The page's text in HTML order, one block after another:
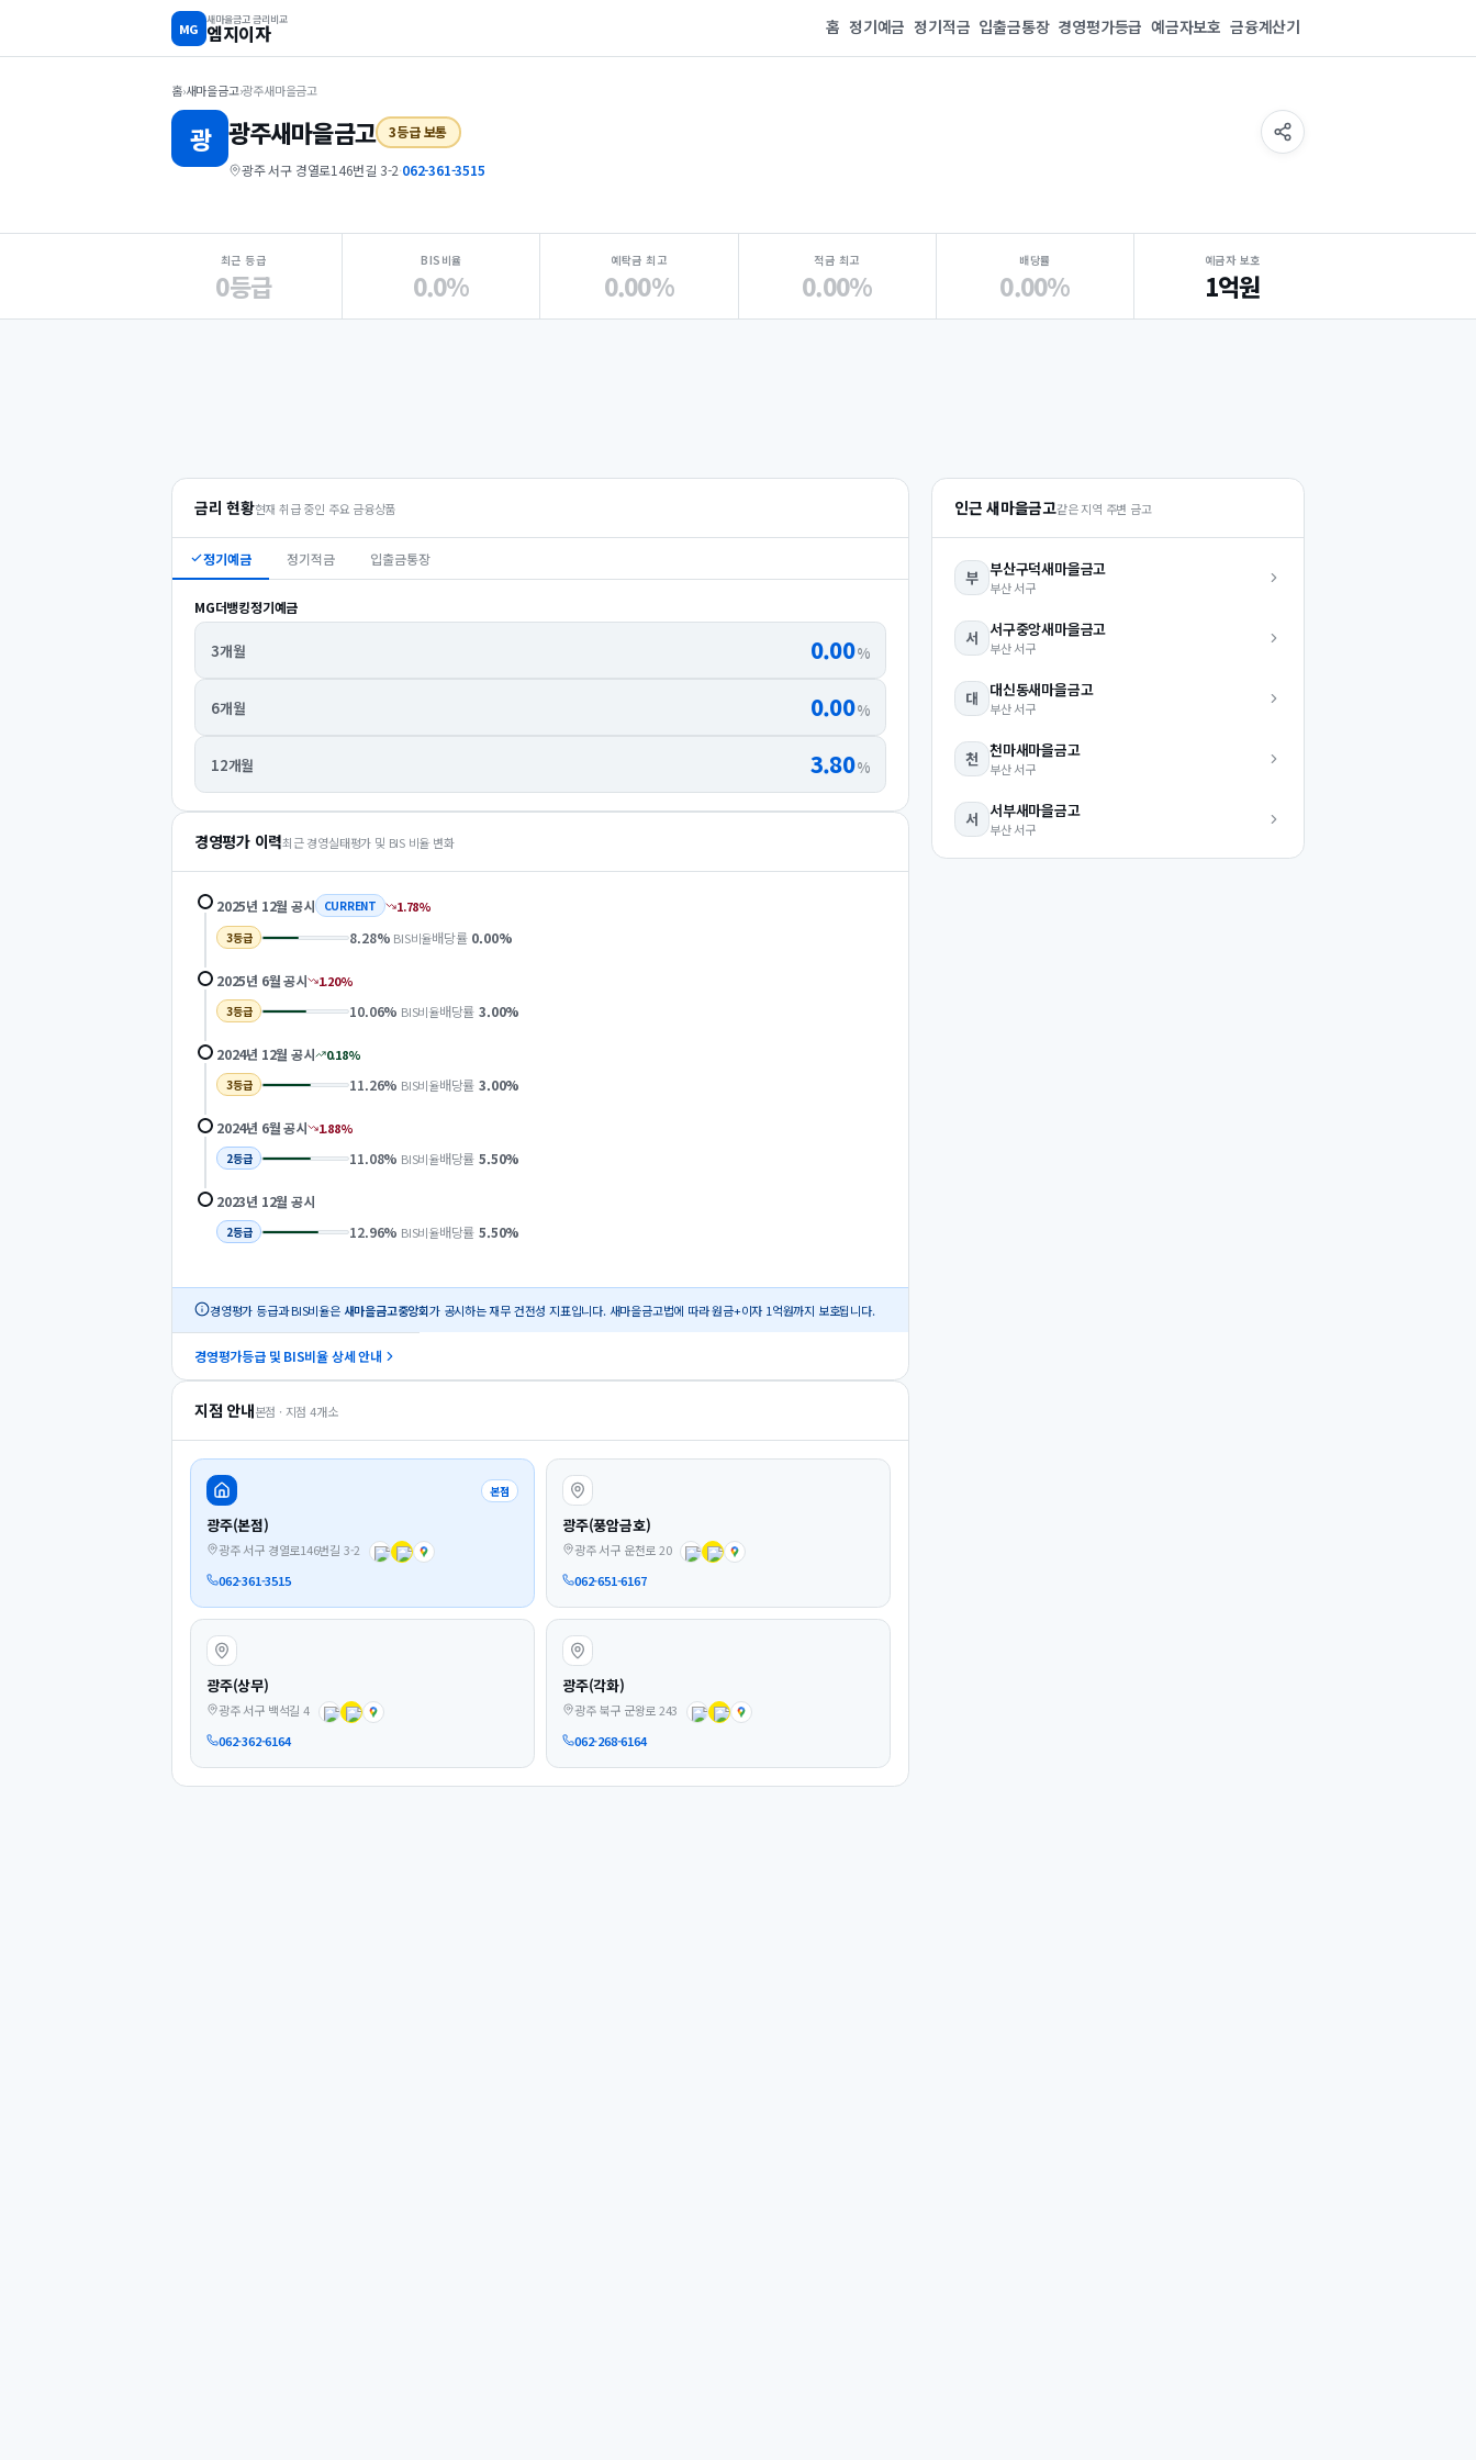
MG
새마을금고 금리비교
엠지이자 홈 정기예금 정기적금 입출금통장 경영평가등급 예금자보호 금융계산기
홈›새마을금고›광주새마을금고
광 광주새마을금고 3등급 보통
광주 서구 경열로146번길 3-2·062-361-3515
최근 등급
0등급
BIS비율
0.0%
예탁금 최고
0.00%
적금 최고
0.00%
배당률
0.00%
예금자 보호
1억원
금리 현황현재 취급 중인 주요 금융상품
정기예금 정기적금 입출금통장
MG더뱅킹정기예금
3개월 0.00%
6개월 0.00%
12개월 3.80%
경영평가 이력최근 경영실태평가 및 BIS 비율 변화
2025년 12월 공시 CURRENT 1.78%
3등급 8.28% BIS비율배당률 0.00%
2025년 6월공시 1.20%
3등급 10.06% BIS비율배당률 3.00%
2024년 12월 공시 0.18%
3등급 11.26% BIS비율배당률 3.00%
2024년 6월공시 1.88%
2등급 11.08% BIS비율배당률 5.50%
2023년 12월 공시
2등급 12.96% BIS비율배당률 5.50%
경영평가 등급과 BIS비율은 새마을금고중앙회가 공시하는 재무 건전성 지표입니다. 새마을금고법에 따라 원금+이자 1억원까지 보호됩니다.
경영평가등급 및 BIS비율 상세 안내
지점 안내본점 · 지점 4개소
본점
광주(본점)
광주 서구 경열로146번길 3-2
062-361-3515
광주(풍암금호)
광주 서구 운천로 20
062-651-6167
광주(상무)
광주 서구 백석길 4
062-362-6164
광주(각화)
광주 북구 군왕로 243
062-268-6164
인근 새마을금고같은 지역 주변 금고
부 부산구덕새마을금고
부산 서구
서 서구중앙새마을금고
부산 서구
대 대신동새마을금고
부산 서구
천 천마새마을금고
부산 서구
서 서부새마을금고
부산 서구